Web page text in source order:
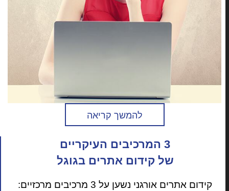
להמשך קריאה
3 המרכיבים העיקריים
של קידום אתרים בגוגל
קידום אתרים אורגני נשען על 3 מרכיבים מרכזיים: